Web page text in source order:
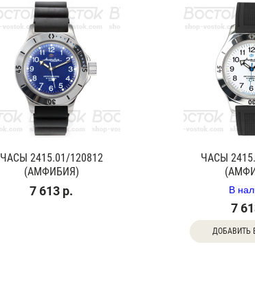
ЧАСЫ 2415.01/120812
(АМФИБИЯ)
7 613 р.
ЧАСЫ
В
7
ДОБАВИТЬ